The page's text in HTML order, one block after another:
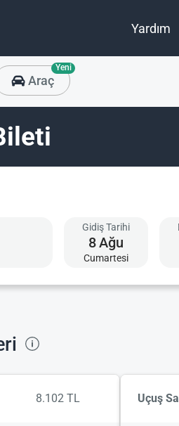
Yardım
Araç
Yeni
Gidiş Tarihi
8Ağu
Cumartesi
8.102 TL Uçuş